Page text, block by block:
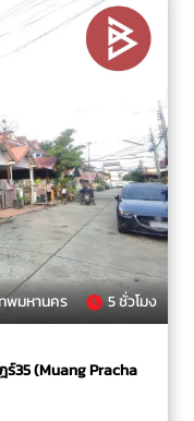
พมหานคร 5 ชั่วโมง
ร์35 (Muang Pracha